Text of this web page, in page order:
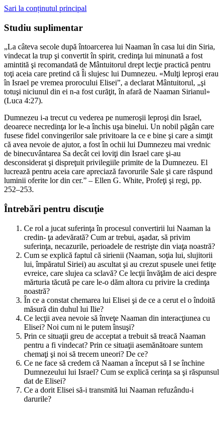
Sari la conținutul principal
Studiu suplimentar
„La câteva secole după întoarcerea lui Naaman în casa lui din Siria,
vindecat la trup şi convertit în spirit, credinţa lui minunată a fost
amintită şi recomandată de Mântuitorul drept lecţie practică pentru
toţi aceia care pretind că Îi slujesc lui Dumnezeu. «Mulţi leproşi erau
în Israel pe vremea prorocului Elisei”, a declarat Mântuitorul, „şi
totuşi niciunul din ei n-a fost curăţit, în afară de Naaman Sirianul»
(Luca 4:27).
Dumnezeu i-a trecut cu vederea pe numeroşii leproşi din Israel,
deoarece necredinţa lor le-a închis uşa binelui. Un nobil păgân care
fusese fidel convingerilor sale privitoare la ce e bine şi care a simţit
că avea nevoie de ajutor, a fost în ochii lui Dumnezeu mai vrednic
de binecuvântarea Sa decât cei loviţi din Israel care şi-au
desconsiderat şi dispreţuit privilegiile primite de la Dumnezeu. El
lucrează pentru aceia care apreciază favorurile Sale şi care răspund
luminii oferite lor din cer.” – Ellen G. White, Profeţi şi regi, pp.
252–253.
Întrebări pentru discuţie
Ce rol a jucat suferinţa în procesul convertirii lui Naaman la
credin- ţa adevărată? Cum ar trebui, aşadar, să privim
suferinţa, necazurile, perioadele de restrişte din viaţa noastră?
Cum se explică faptul că sirienii (Naaman, soţia lui, slujitorii
lui, împăratul Siriei) au ascultat şi au crezut spusele unei fetiţe
evreice, care slujea ca sclavă? Ce lecţii învăţăm de aici despre
mărturia tăcută pe care le-o dăm altora cu privire la credinţa
noastră?
În ce a constat chemarea lui Elisei şi de ce a cerut el o îndoită
măsură din duhul lui Ilie?
Ce lecţii avea nevoie să înveţe Naaman din interacţiunea cu
Elisei? Noi cum ni le putem însuşi?
Prin ce situaţii greu de acceptat a trebuit să treacă Naaman
pentru a fi vindecat? Prin ce situaţii asemănătoare suntem
chemaţi şi noi să trecem uneori? De ce?
Ce ne face să credem că Naaman a început să I se închine
Dumnezeului lui Israel? Cum se explică cerinţa sa şi răspunsul
dat de Elisei?
Ce a dorit Elisei să-i transmită lui Naaman refuzându-i
darurile?